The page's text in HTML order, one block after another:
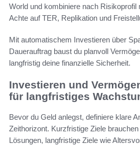
World und kombiniere nach Risikoprofil
Achte auf TER, Replikation und
Mit automatischem Investieren über
Dauerauftrag baust du planvoll
langfristig deine finanzielle Sicherheit.
Investieren und
für langfristiges
Bevor du Geld anlegst, definiere klare
Zeithorizont. Kurzfristige Ziele
Lösungen, langfristige Ziele wie